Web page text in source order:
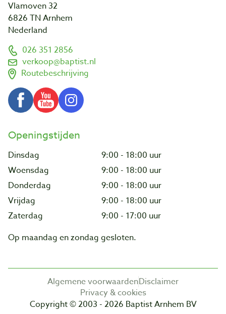
Vlamoven 32
6826 TN Arnhem
Nederland
026 351 2856
verkoop@baptist.nl
Routebeschrijving
Openingstijden
Dinsdag
9:00 - 18:00 uur
Woensdag
9:00 - 18:00 uur
Donderdag
9:00 - 18:00 uur
Vrijdag
9:00 - 18:00 uur
Zaterdag
9:00 - 17:00 uur
Op maandag en zondag gesloten.
Algemene voorwaardenDisclaimer
Privacy & cookies
Copyright © 2003 - 2026 Baptist Arnhem BV